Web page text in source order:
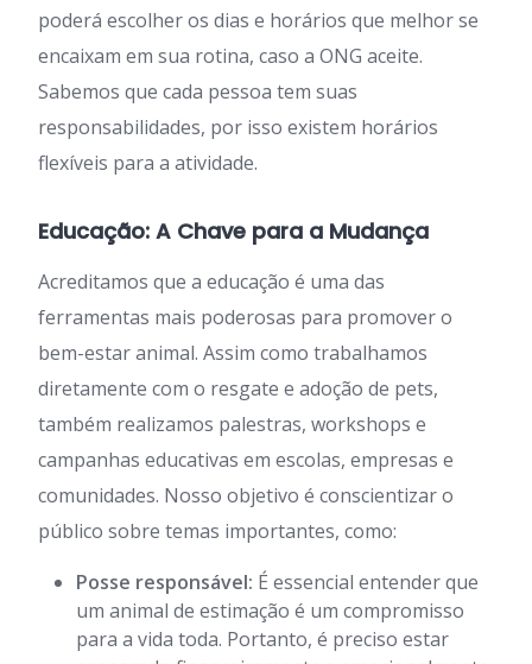
poderá escolher os dias e horários que melhor se
encaixam em sua rotina, caso a ONG aceite.
Sabemos que cada pessoa tem suas
responsabilidades, por isso existem horários
flexíveis para a atividade.
Educação: A Chave para a Mudança
Acreditamos que a educação é uma das
ferramentas mais poderosas para promover o
bem-estar animal. Assim como trabalhamos
diretamente com o resgate e adoção de pets,
também realizamos palestras, workshops e
campanhas educativas em escolas, empresas e
comunidades. Nosso objetivo é conscientizar o
público sobre temas importantes, como:
Posse responsável: É essencial entender que
um animal de estimação é um compromisso
para a vida toda. Portanto, é preciso estar